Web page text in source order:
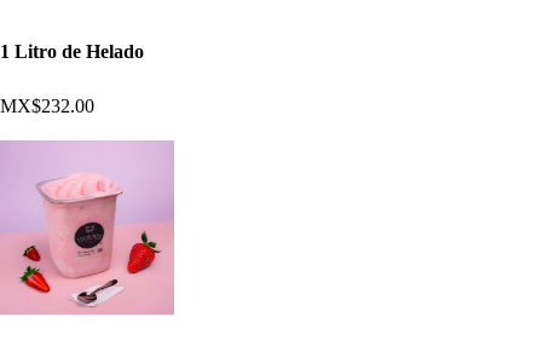
1 Litro de Helado
MX$232.00